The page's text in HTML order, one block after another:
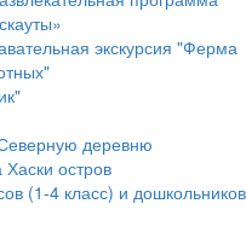
экскурсия "Ферма
деревню
Хаски остров
(1-4 класс) и дошкольников